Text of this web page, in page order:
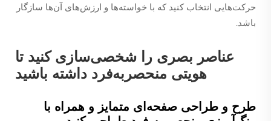
حرکت‌هایی انتخاب کنید که با خواسته‌ها و ارزش‌های آن‌ها سازگار
باشد.
عناصر بصری را شخصی‌سازی کنید تا
هویتی منحصربه‌فرد داشته باشید
طرح و طراحی صفحه‌ای متمایز و همراه با